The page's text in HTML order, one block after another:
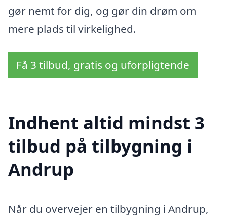
gør nemt for dig, og gør din drøm om
mere plads til virkelighed.
Få 3 tilbud, gratis og uforpligtende
Indhent altid mindst 3
tilbud på tilbygning i
Andrup
Når du overvejer en tilbygning i Andrup,